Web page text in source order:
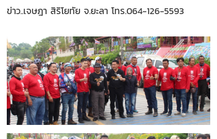
ข่าว..เจษฎา สิริโยทัย จ.ยะลา โทร.064-126-5593